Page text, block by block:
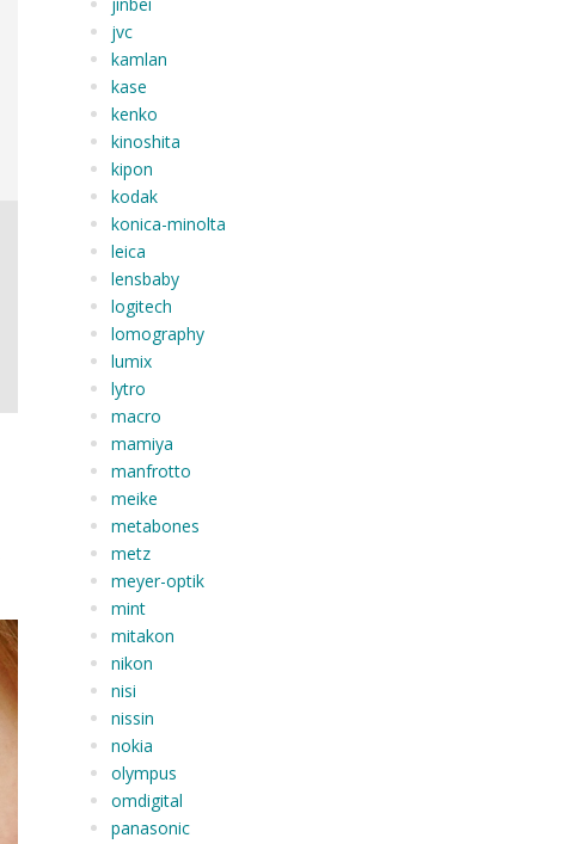
jvc
kamlan
kase
kenko
kinoshita
kipon
kodak
konica-minolta
leica
lensbaby
logitech
lomography
lumix
lytro
macro
mamiya
manfrotto
meike
metabones
metz
meyer-optik
mint
mitakon
nikon
nisi
nissin
nokia
olympus
omdigital
panasonic